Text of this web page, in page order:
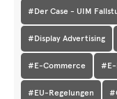
#Der Case - UIM
#Display Advertising
#E-Commerce #E-
#EU-Regelungen